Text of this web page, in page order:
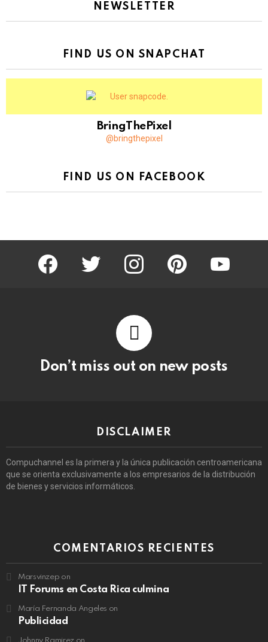
NEWSLETTER
FIND US ON SNAPCHAT
BringThePixel
@bringthepixel
FIND US ON FACEBOOK
facebook twitter instagram pinterest
Don’t miss out on new posts
DISCLAIMER
Compuchannel es la primera y la única publicación centroamericana
que se orienta exclusivamente a los empresarios de la distribución
de bienes y servicios informáticos.
COMENTARIOS RECIENTES
Marsvinzep on
IT Forums en Costa Rica culmina
María Fernanda Angeles on
Publicidad
Johnny Ramirezon